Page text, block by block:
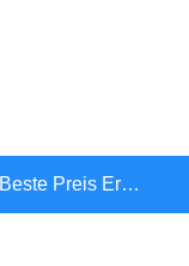
Beste Preis Erhalten